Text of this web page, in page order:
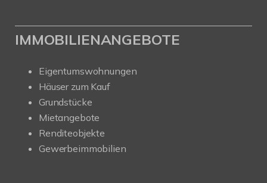
IMMOBILIENANGEBOTE
Eigentumswohnungen
Häuser zum Kauf
Grundstücke
Mietangebote
Renditeobjekte
Gewerbeimmobilien